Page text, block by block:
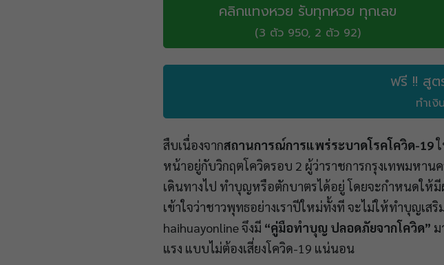
คลิกแทงหวย รับทุกหวย ทุกเลข
(3 ตัว 950, 2 ตัว 92)
ฟรี !! สูต
ทำเ
สืบเนื่องจากสถานการณ์การแพร่ระบาดโรคโควิด-19
หน้าอยู่กับวิกฤตโควิดรอบ 2 ผู้ว่าราชการกรุงเทพมหาน
เดินทางไป ทำบุญหรือตักบาตรได้อยู่ โดยจะกำหนดให้
เข้าใจว่าชาวพุทธอย่างเราปีใหม่ทั้งที จะไม่ให้ทำบุญเส
haihuayonline จึงมี “คู่มือทำบุญ​ ปลอดภัย​จากโควิด”
แรง แบบไม่ต้องเสี่ยงโควิด-19 แน่นอน